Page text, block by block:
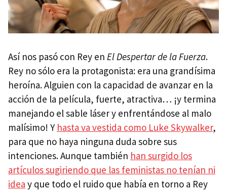
Así nos pasó con Rey en El Despertar de la Fuerza.
Rey no sólo era la protagonista: era una grandísima
heroína. Alguien con la capacidad de avanzar en la
acción de la película, fuerte, atractiva… ¡y termina
manejando el sable láser y enfrentándose al malo
malísimo! Y hasta va vestida como Luke Skywalker,
para que no haya ninguna duda sobre sus
intenciones. Aunque también han surgido los
artículos sugiriendo que las feministas no tenían ni
idea y que todo el ruido que había en torno a Rey